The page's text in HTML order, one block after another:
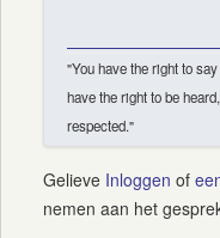
"You have the right to
have the right to be
respected."
Gelieve Inloggen of
nemen aan het